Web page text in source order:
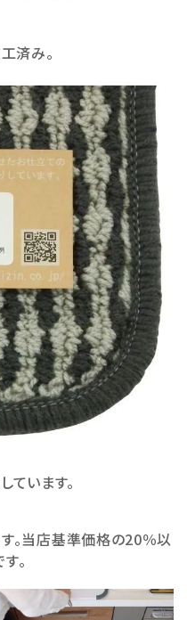
済み。
ています。
す。当店基準価格の20％以
。